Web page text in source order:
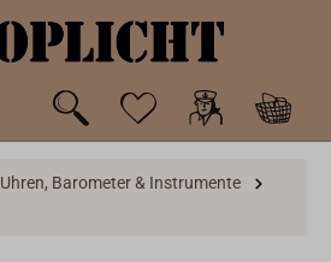
Uhren, Barometer & Instrumente